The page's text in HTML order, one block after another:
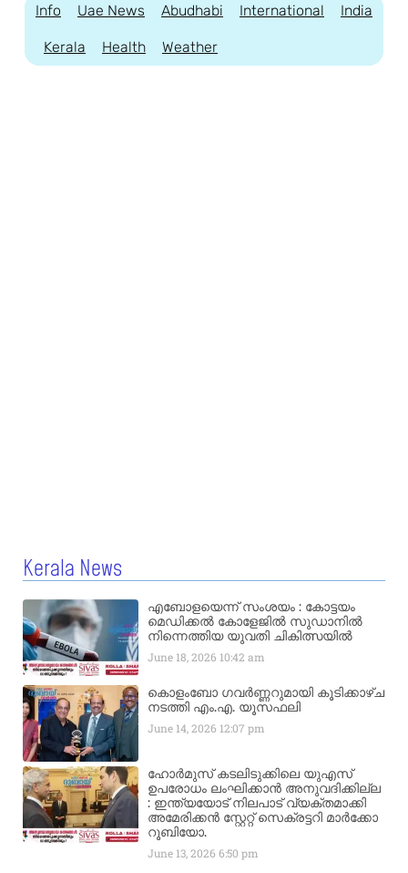
Info Uae News Abudhabi International India
Kerala Health Weather
Kerala News
എബോളയെന്ന് സംശയം : കോട്ടയം
മെഡിക്കൽ കോളേജിൽ സുഡാനിൽ
നിന്നെത്തിയ യുവതി ചികിത്സയിൽ
June 18, 2026 10:42 am
കൊളംബോ ഗവർണ്ണറുമായി കൂടിക്കാഴ്ച
നടത്തി എം.എ. യൂസഫലി
June 14, 2026 12:07 pm
ഹോർമുസ് കടലിടുക്കിലെ യുഎസ്
ഉപരോധം ലംഘിക്കാൻ അനുവദിക്കില്ല
: ഇന്ത്യയോട് നിലപാട് വ്യക്തമാക്കി
അമേരിക്കൻ സ്റ്റേറ്റ് സെക്രട്ടറി മാർക്കോ
റൂബിയോ.
June 13, 20266:50 pm